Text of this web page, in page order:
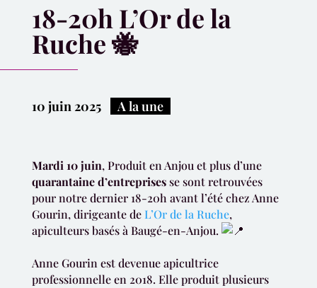
18-20h L’Or de la
Ruche 🐝
10 juin 2025| A la une
Mardi 10 juin, Produit en Anjou et plus d’une
quarantaine d’entreprisesse sont retrouvées
pour notre dernier 18-20h avant l’été chez Anne
Gourin, dirigeante deL’Or de la Ruche,
apiculteurs basés à Baugé-en-Anjou.
Anne Gourin est devenue apicultrice
professionnelle en 2018. Elle produit plusieurs